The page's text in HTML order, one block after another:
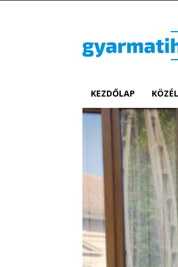
KEZDŐLAP